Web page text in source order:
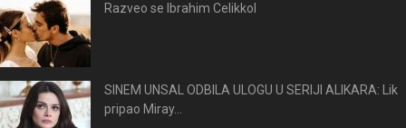
Razveo se Ibrahim Celikkol
SINEM UNSAL ODBILA ULOGU U SERIJI ALIKARA: Lik
pripao Miray...